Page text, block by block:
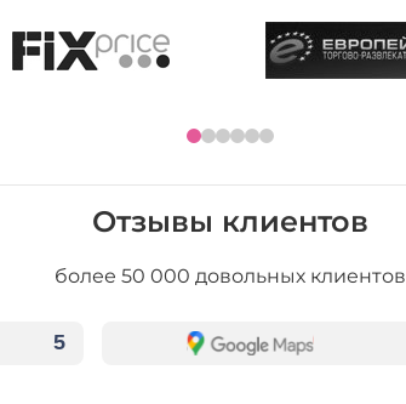
Отзывы клиентов
более 50 000 довольных клиентов
5